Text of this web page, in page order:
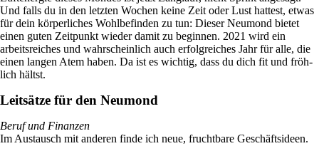
Und falls du in den letzten Wochen keine Zeit oder Lust hat­test, etwas
für dein kör­per­li­ches Wohl­be­finden zu tun: Dieser Neu­mond bietet
einen guten Zeit­punkt wieder damit zu beginnen. 2021 wird ein
arbeits­rei­ches und wahr­schein­lich auch erfolg­rei­ches Jahr für alle, die
einen langen Atem haben. Da ist es wichtig, dass du dich fit und fröh­
lich hältst.
Leit­sätze für den Neumond
Beruf und Finanzen
Im Aus­tausch mit anderen finde ich neue, frucht­bare Geschäftsideen.